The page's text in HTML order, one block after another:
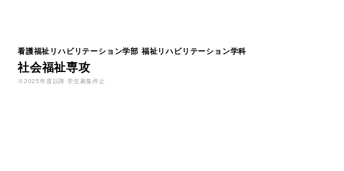
看護福祉リハビリテーション学部 福祉リハビリテーション学科
社会福祉専攻
※2025年度以降 学生募集停止